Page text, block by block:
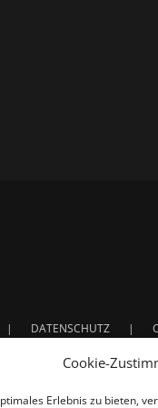
Cookie-
Erlebnis zu bieten,
DATENSCHUTZ